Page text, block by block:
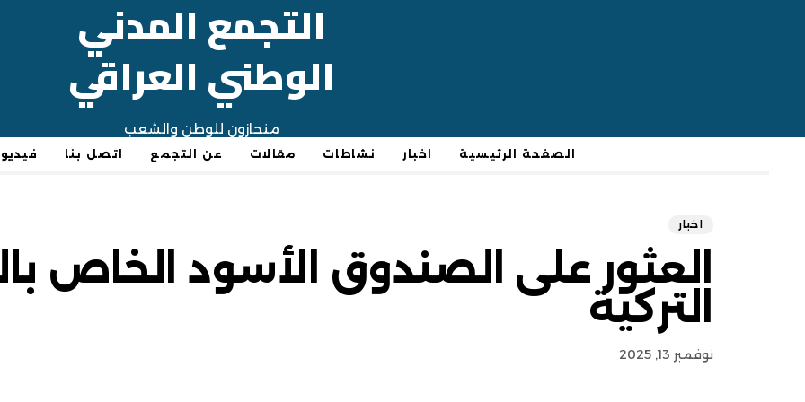
التجمع المدني
الوطني العراقي
منحازون للوطن والشعب
الصفحة الرئيسية اخبار نشاطات مقالات عن التجمع اتصل بنا
اخبار
العثور على الصندوق الأسود الخاص
التركية
نوفمبر 13, 2025